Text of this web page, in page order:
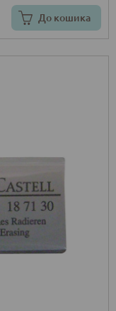
До кошика